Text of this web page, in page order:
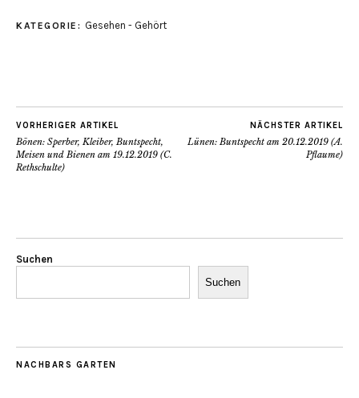
KATEGORIE: Gesehen - Gehört
VORHERIGER ARTIKEL
Bönen: Sperber, Kleiber, Buntspecht,
Meisen und Bienen am 19.12.2019 (C.
Rethschulte)
NÄCHSTER ARTIKEL
Lünen: Buntspecht am 20.12.2019 (A.
Pflaume)
Suchen
Suchen
NACHBARS GARTEN